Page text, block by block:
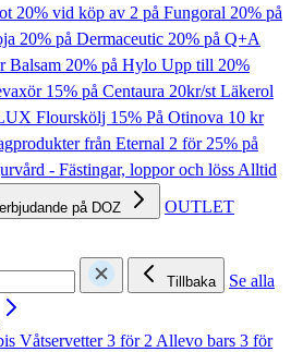
20% vid köp av 2 på Fungoral 20% på
20% på Dermaceutic 20% på Q+A
Balsam 20% på Hylo Upp till 20%
15% på Centaura 20kr/st Läkerol
Flourskölj 15% På Otinova 10 kr
från Eternal 2 för 25% på
- Fästingar, loppor och lössAlltid
på DOZ OUTLET
Tillbaka
Se alla
Våtservetter3 för 2 Allevo bars 3 för